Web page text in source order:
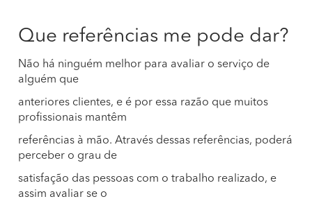
Que referências me pode dar?
Não há ninguém melhor para avaliar o serviço de
alguém que
anteriores clientes, e é por essa razão que muitos
profissionais mantêm
referências à mão. Através dessas referências, poderá
perceber o grau de
satisfação das pessoas com o trabalho realizado, e
assim avaliar se o